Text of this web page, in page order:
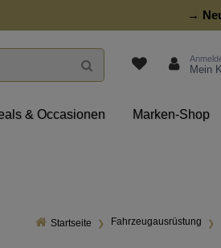
→
Mein
& Occasionen Marken-Shop
Startseite Fahrzeugausrüstung